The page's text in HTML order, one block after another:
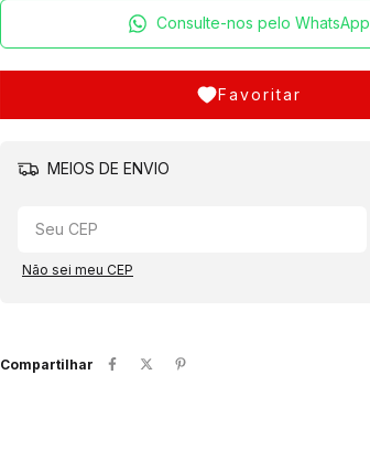
Consulte-nos pelo WhatsApp
Favoritar
MEIOS DE ENVIO
Não sei meu CEP
Compartilhar